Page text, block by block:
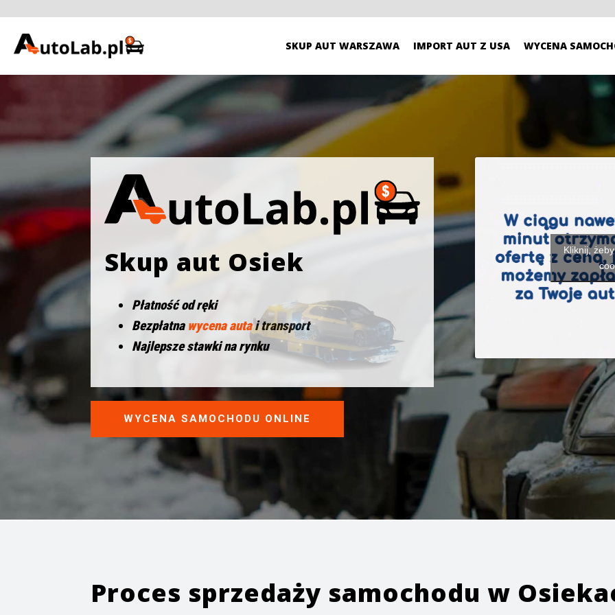
SKUP AUT WARSZAWA IMPORT AUT Z USA WYCENA
Skup aut Osiek
Płatność od ręki
Bezpłatna wycena autai transport
Najlepsze stawki na rynku
WYCENA SAMOCHODU ONLINE
Kliknij,
Proces sprzedaży samochodu w